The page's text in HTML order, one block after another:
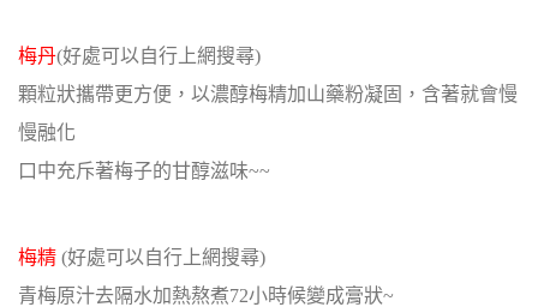
梅丹(好處可以自行上網搜尋)
顆粒狀攜帶更方便，以濃醇梅精加山藥粉凝固，含著就會慢
慢融化
口中充斥著梅子的甘醇滋味~~
梅精 (好處可以自行上網搜尋)
青梅原汁去隔水加熱熬煮72小時候變成膏狀~